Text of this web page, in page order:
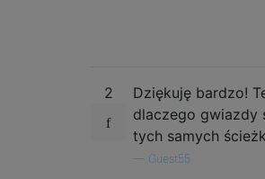
2
Dziękuję bardzo!
dlaczego gwiazdy
tych samych
Guest55